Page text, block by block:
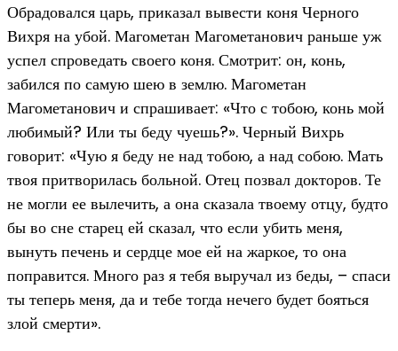
Обрадовался царь, приказал вывести коня Черного
Вихря на убой. Магометан Магометанович раньше уж
успел спроведать своего коня. Смотрит: он, конь,
забился по самую шею в землю. Магометан
Магометанович и спрашивает: «Что с тобою, конь мой
любимый? Или ты беду чуешь?». Черный Вихрь
говорит: «Чую я беду не над тобою, а над собою. Мать
твоя притворилась больной. Отец позвал докторов. Те
не могли ее вылечить, а она сказала твоему отцу, будто
бы во сне старец ей сказал, что если убить меня,
вынуть печень и сердце мое ей на жаркое, то она
поправится. Много раз я тебя выручал из беды, – спаси
ты теперь меня, да и тебе тогда нечего будет бояться
злой смерти».